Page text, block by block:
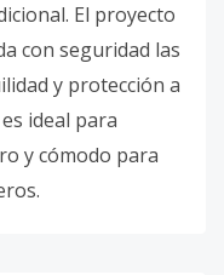
El proyecto
con seguridad las
y protección a
ideal para
y cómodo para